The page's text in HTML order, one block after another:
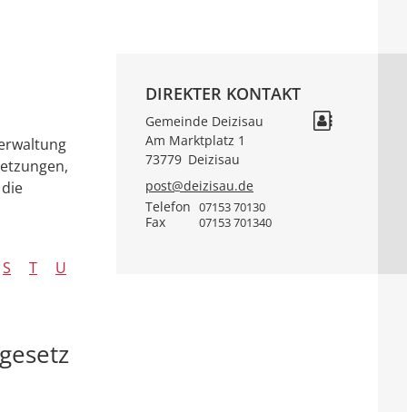
S T U
DIREKTER KONTAKT
Gemeinde Deizisau
Am Marktplatz 1
73779 Deizisau
post@deizisau.de
Telefon 07153 70130
Fax 07153 701340